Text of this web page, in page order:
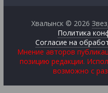
Хвалынск © 2026
Политика
Согласие на
Мнение авторов
позицию редакции.
возможно с